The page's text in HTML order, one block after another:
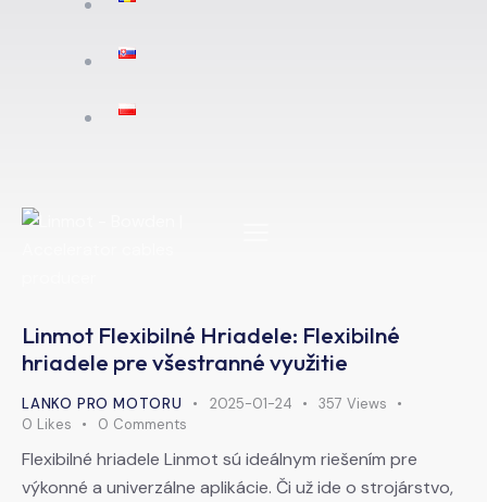
Linmot Flexibilné Hriadele: Flexibilné
hriadele pre všestranné využitie
LANKO PRO MOTORU 2025-01-24 357 Views
0 Likes 0 Comments
Flexibilné hriadele Linmot sú ideálnym riešením pre
výkonné a univerzálne aplikácie. Či už ide o strojárstvo,